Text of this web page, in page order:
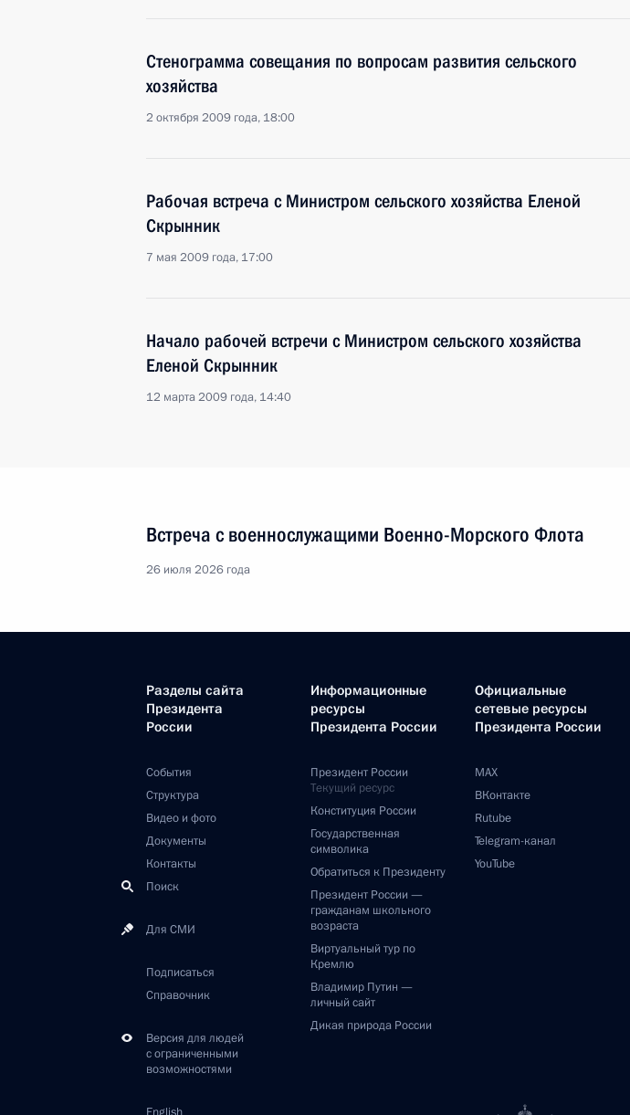
Стенограмма совещания по вопросам развития сельского
хозяйства
2 октября 2009 года, 18:00
Рабочая встреча с Министром сельского хозяйства Еленой
Скрынник
7 мая 2009 года, 17:00
Начало рабочей встречи с Министром сельского хозяйства
Еленой Скрынник
12 марта 2009 года, 14:40
Встреча с военнослужащими Военно-Морского Флота
26 июля 2026 года
Разделы сайта
Президента
России
События
Структура
Видео и фото
Документы
Контакты
Поиск
Для СМИ
Подписаться
Справочник
Версия для людей
с ограниченными
возможностями
Информационные
ресурсы
Президента России
Президент России
Текущий ресурс
Конституция России
Государственная
символика
Обратиться к Президенту
Президент России —
гражданам школьного
возраста
Виртуальный тур по
Кремлю
Владимир Путин —
личный сайт
Дикая природа России
Официальные
сетевые ресурсы
Президента России
MAX
ВКонтакте
Rutube
Telegram-канал
YouTube